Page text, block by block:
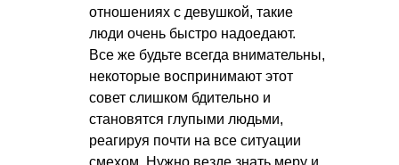
отношениях с девушкой, такие
люди очень быстро надоедают.
Все же будьте всегда внимательны,
некоторые воспринимают этот
совет слишком бдительно и
становятся глупыми людьми,
реагируя почти на все ситуации
смехом. Нужно везде знать меру и